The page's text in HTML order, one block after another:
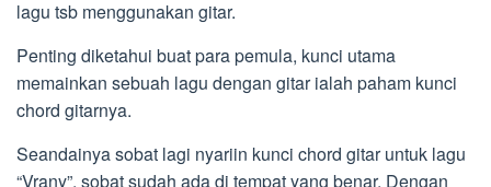
lagu tsb menggunakan gitar.
Penting diketahui buat para pemula, kunci utama
memainkan sebuah lagu dengan gitar ialah paham kunci
chord gitarnya.
Seandainya sobat lagi nyariin kunci chord gitar untuk lagu
“Vrany”, sobat sudah ada di tempat yang benar. Dengan